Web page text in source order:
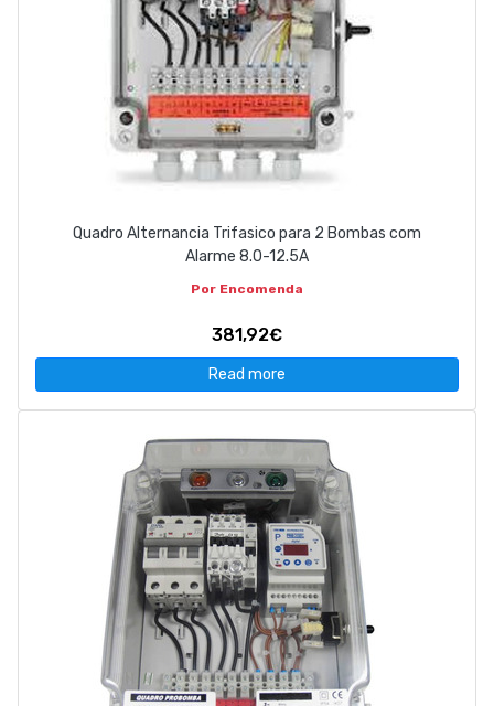
Quadro Alternancia Trifasico para 2 Bombas com
Alarme 8.0-12.5A
Por Encomenda
381,92€
Read more